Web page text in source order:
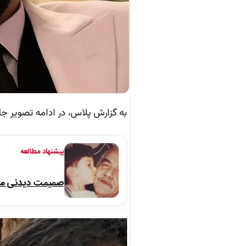
به گزارش پلاس، در ادامه
پیشنهاد مطالعه
صمیمت دیدنی